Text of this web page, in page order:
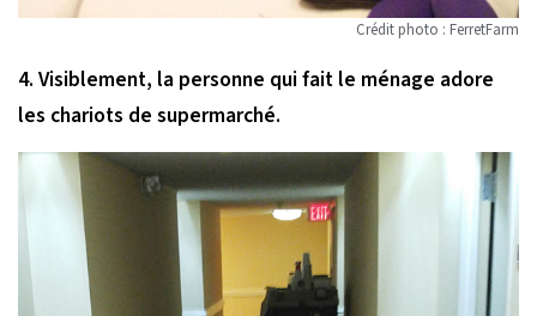
Crédit photo : FerretFarm
4. Visiblement, la personne qui fait le ménage adore
les chariots de supermarché.